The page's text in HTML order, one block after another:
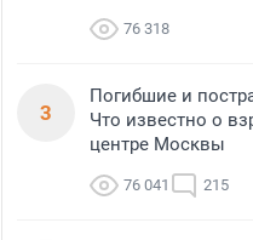
76 318
3
Погибшие и
Что известно о
центре Москвы
76 041 215